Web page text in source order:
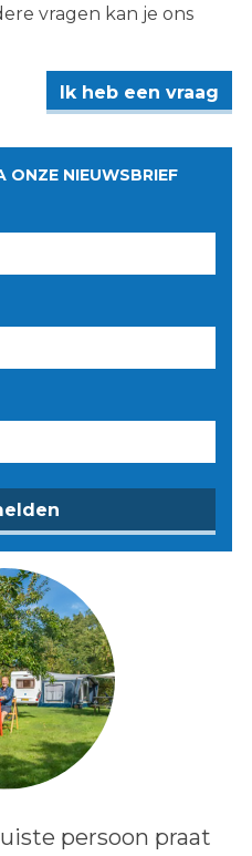
vragen kan je ons
Ik heb een vraag
ONZE NIEUWSBRIEF
persoon praat